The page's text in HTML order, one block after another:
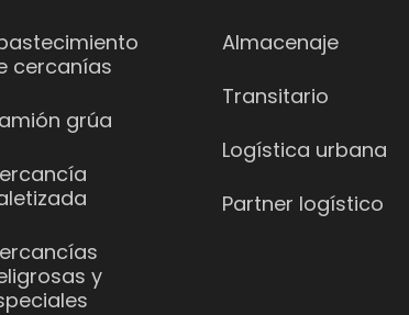
cercanías
grúa
y
Almacenaje
Transitario
Logística urbana
Partner logístico